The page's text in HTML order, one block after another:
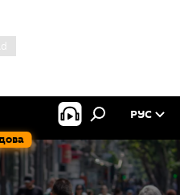
РУС